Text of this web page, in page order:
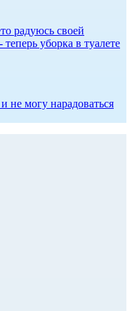
радуюсь своей
уборка в туалете
не могу нарадоваться